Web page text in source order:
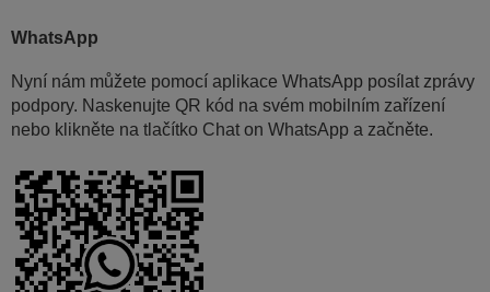
WhatsApp
Nyní nám můžete pomocí aplikace WhatsApp posílat zprávy
podpory. Naskenujte QR kód na svém mobilním zařízení
nebo klikněte na tlačítko Chat on WhatsApp a začněte.